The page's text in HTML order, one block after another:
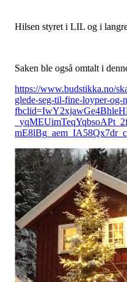
Hilsen styret i LIL og i
Saken ble også omtalt i
https://www.budstikka.no/
glede-seg-til-fine-loyper-og-